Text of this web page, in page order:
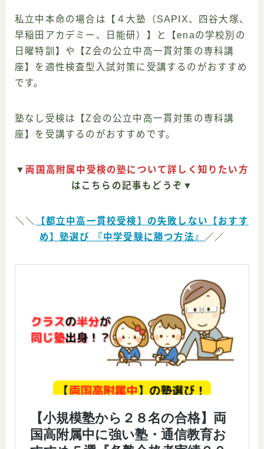
私立中本命の場合は【４大塾（SAPIX、四谷大塚、
早稲田アカデミー、日能研）】と【enaの学校別の
日曜特訓】や【Z会の公立中高一貫対策の専科講
座】を適性検査型入試対策に受講するのがおすすめ
です。
塾なし受検は【Z会の公立中高一貫対策の専科講
座】を受講するのがおすすめです。
▼両国高附属中受検の塾について詳しく知りたい方
はこちらの記事もどうぞ▼
＼＼
【都立中高一貫校受検】の失敗しない【おすす
め】塾選び 『中学受験に勝つ方法』
／／